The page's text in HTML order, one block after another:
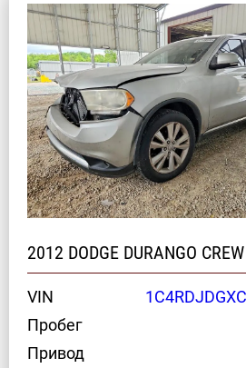
2012 DODGE DURANGO CREW
VIN
Пробег
Привод